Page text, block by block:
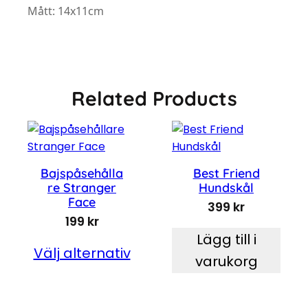
Mått: 14x11cm
Related Products
Bajspåsehålla
re Stranger
Face
199 kr
Välj alternativ
Best Friend
Hundskål
399 kr
Lägg till i
varukorg